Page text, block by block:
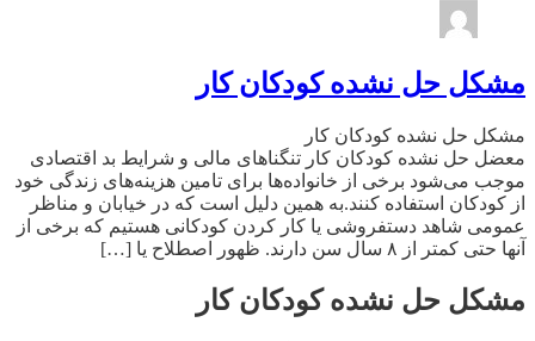
مشکل حل نشده کودکان کار
مشکل حل نشده کودکان کار
معضل حل نشده کودکان کار تنگناهای مالی و شرایط بد اقتصادی
موجب می‌شود برخی از خانواده‌ها برای تامین هزینه‌های زندگی خود
از کودکان استفاده کنند.به همین دلیل است که در خیابان و مناظر
عمومی شاهد دستفروشی یا کار کردن کودکانی هستیم که برخی از
آنها حتی کمتر از ۸ سال سن دارند. ظهور اصطلاح یا […]
مشکل حل نشده کودکان کار